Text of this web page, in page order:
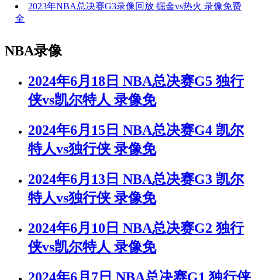
2023年NBA总决赛G3录像回放 掘金vs热火 录像免费
全
NBA录像
2024年6月18日 NBA总决赛G5 独行
侠vs凯尔特人 录像免
2024年6月15日 NBA总决赛G4 凯尔
特人vs独行侠 录像免
2024年6月13日 NBA总决赛G3 凯尔
特人vs独行侠 录像免
2024年6月10日 NBA总决赛G2 独行
侠vs凯尔特人 录像免